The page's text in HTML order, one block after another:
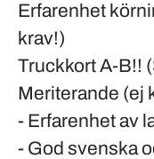
Erfarenhet
krav!)
Truckkort A-B!!
Meriterande (ej
- Erfarenhet av
- God svenska